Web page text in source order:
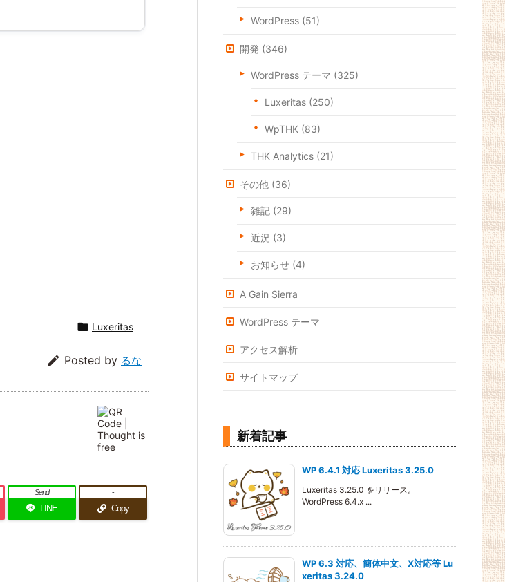
 Luxeritas
 Posted by るな
LINE
Send
Copy
-
WordPress (51)
開発 (346)
WordPress テーマ (325)
Luxeritas (250)
WpTHK (83)
THK Analytics (21)
その他 (36)
雑記 (29)
近況 (3)
お知らせ (4)
A Gain Sierra
WordPress テーマ
アクセス解析
サイトマップ
新着記事
WP 6.4.1 対応 Luxeritas 3.25.0
Luxeritas 3.25.0 をリリース。
WordPress 6.4.x ...
WP 6.3 対応、簡体中文、X対応等 Lu
xeritas 3.24.0